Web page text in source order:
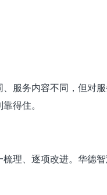
服务内容不同，但对
得住。
理、逐项改进。 华德